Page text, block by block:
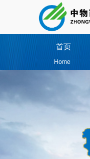
Home
首页